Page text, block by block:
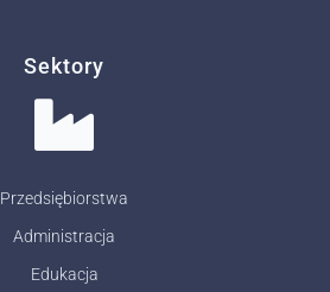
Sektory
Przedsiębiorstwa
Administracja
Edukacja